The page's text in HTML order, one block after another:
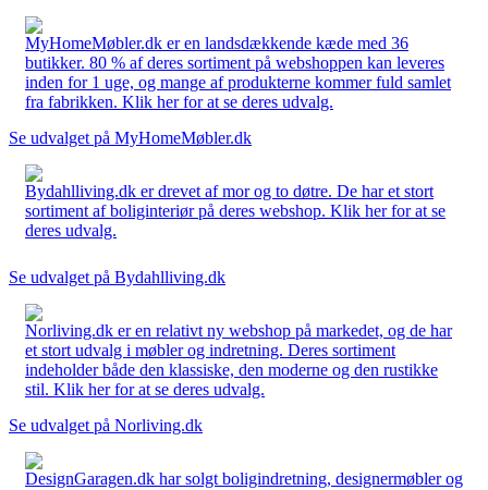
MyHomeMøbler.dk er en landsdækkende kæde med 36
butikker. 80 % af deres sortiment på webshoppen kan leveres
inden for 1 uge, og mange af produkterne kommer fuld samlet
fra fabrikken. Klik her for at se deres udvalg.
Se udvalget på MyHomeMøbler.dk
Bydahlliving.dk er drevet af mor og to døtre. De har et stort
sortiment af boliginteriør på deres webshop. Klik her for at se
deres udvalg.
Se udvalget på Bydahlliving.dk
Norliving.dk er en relativt ny webshop på markedet, og de har
et stort udvalg i møbler og indretning. Deres sortiment
indeholder både den klassiske, den moderne og den rustikke
stil. Klik her for at se deres udvalg.
Se udvalget på Norliving.dk
DesignGaragen.dk har solgt boligindretning, designermøbler og